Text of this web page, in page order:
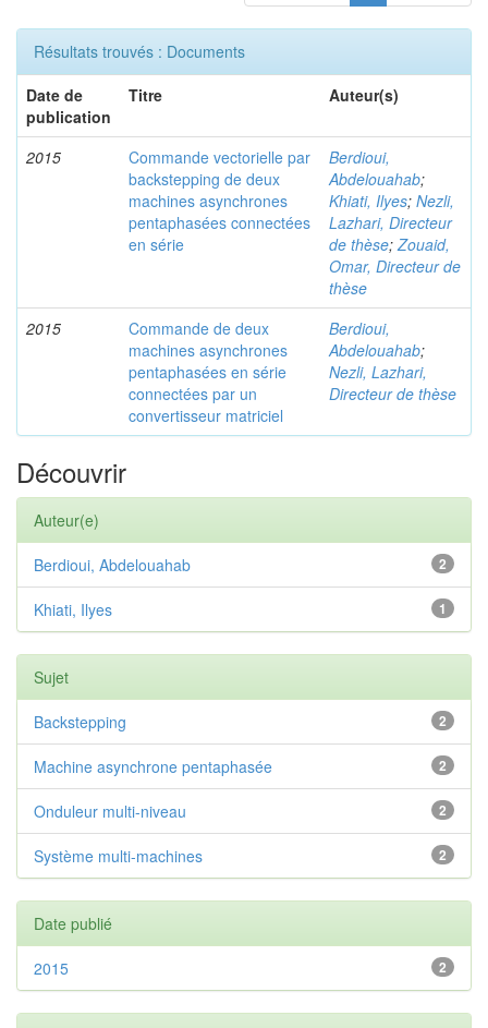
Résultats trouvés : Documents
Date de
publication
Titre Auteur(s)
2015
Commande vectorielle par
backstepping de deux
machines asynchrones
pentaphasées connectées
en série
Berdioui,
Abdelouahab;
Khiati, Ilyes; Nezli,
Lazhari, Directeur
de thèse;Zouaid,
Omar, Directeur de
thèse
2015
Commande de deux
machines asynchrones
pentaphasées en série
connectées par un
convertisseur matriciel
Berdioui,
Abdelouahab;
Nezli, Lazhari,
Directeur de thèse
Découvrir
Auteur(e)
2
Berdioui, Abdelouahab
1
Khiati, Ilyes
Sujet
2
Backstepping
2
Machine asynchrone pentaphasée
2
Onduleur multi-niveau
2
Système multi-machines
Date publié
2
2015